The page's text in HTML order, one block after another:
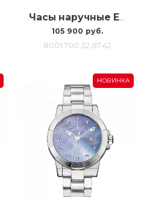
Часы наручные Epos 8001.700.32.87.42
105 900 руб.
8001.700.32.87.42
НОВИНКА